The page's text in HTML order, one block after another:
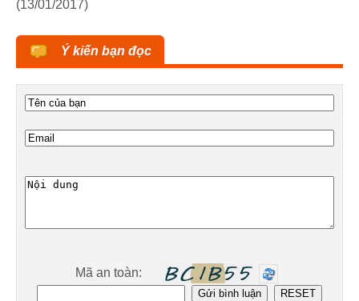
(13/01/2017)
Ý kiến bạn đọc
Mã an toàn: